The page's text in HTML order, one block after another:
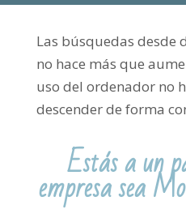
Las búsquedas desde
no hace más que
uso del ordenador no
descender de forma
Estás a un
empresa sea